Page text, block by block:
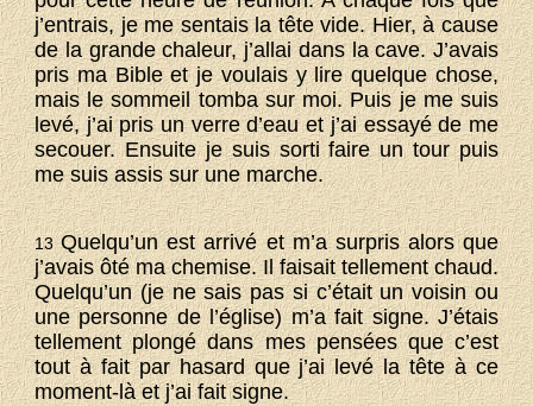
j’entrais, je me sentais la tête vide. Hier, à cause
de la grande chaleur, j’allai dans la cave. J’avais
pris ma Bible et je voulais y lire quelque chose,
mais le sommeil tomba sur moi. Puis je me suis
levé, j’ai pris un verre d’eau et j’ai essayé de me
secouer. Ensuite je suis sorti faire un tour puis
me suis assis sur une marche.
13Quelqu’un est arrivé et m’a surpris alors que
j’avais ôté ma chemise. Il faisait tellement chaud.
Quelqu’un (je ne sais pas si c’était un voisin ou
une personne de l’église) m’a fait signe. J’étais
tellement plongé dans mes pensées que c’est
tout à fait par hasard que j’ai levé la tête à ce
moment-là et j’ai fait signe.